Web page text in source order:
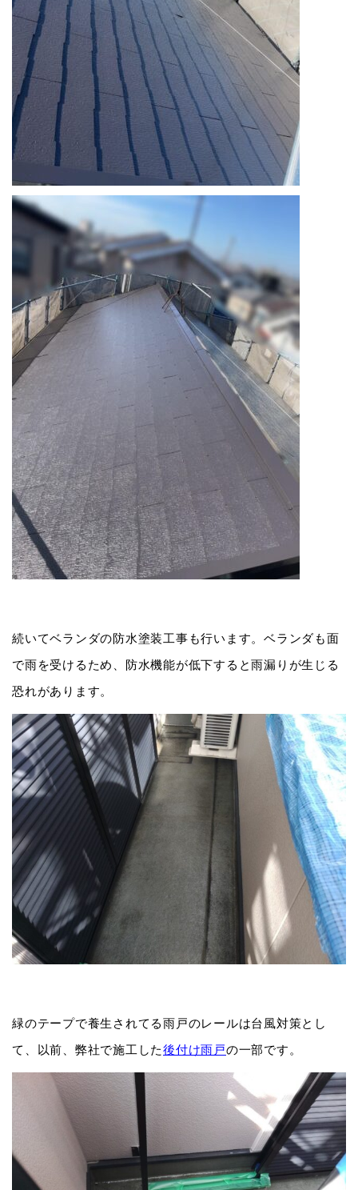
続いてベランダの防水塗装工事も行います。ベランダも面
で雨を受けるため、防水機能が低下すると雨漏りが生じる
恐れがあります。
緑のテープで養生されてる雨戸のレールは台風対策とし
て、以前、弊社で施工した後付け雨戸の一部です。